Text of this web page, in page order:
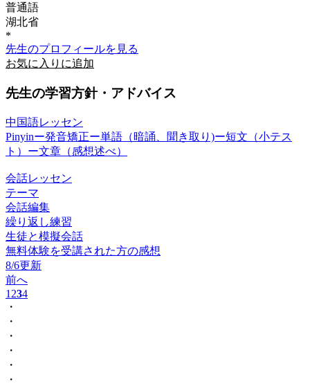
普通語
湖北省
*
先生のプロフィールを見る
お気に入りに追加
先生の学習方針・アドバイス
中国語レッセン
Pinyinー発音矯正ー単語（暗誦、聞き取り)ー短文（小テス
ト）ー文章（感想述べ）
会話レッセン
テーマ
会話編集
繰り返し練習
生徒と模擬会話
無料体験を受講された方の感想
8/6更新
前へ
1 234
・
・
・
・
・
・